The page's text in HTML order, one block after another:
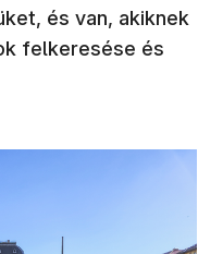
és van, akiknek
felkeresése és